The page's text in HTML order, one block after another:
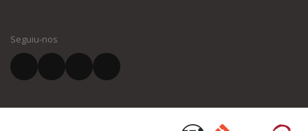
El vostre correu electrònic *
Seguiu-nos